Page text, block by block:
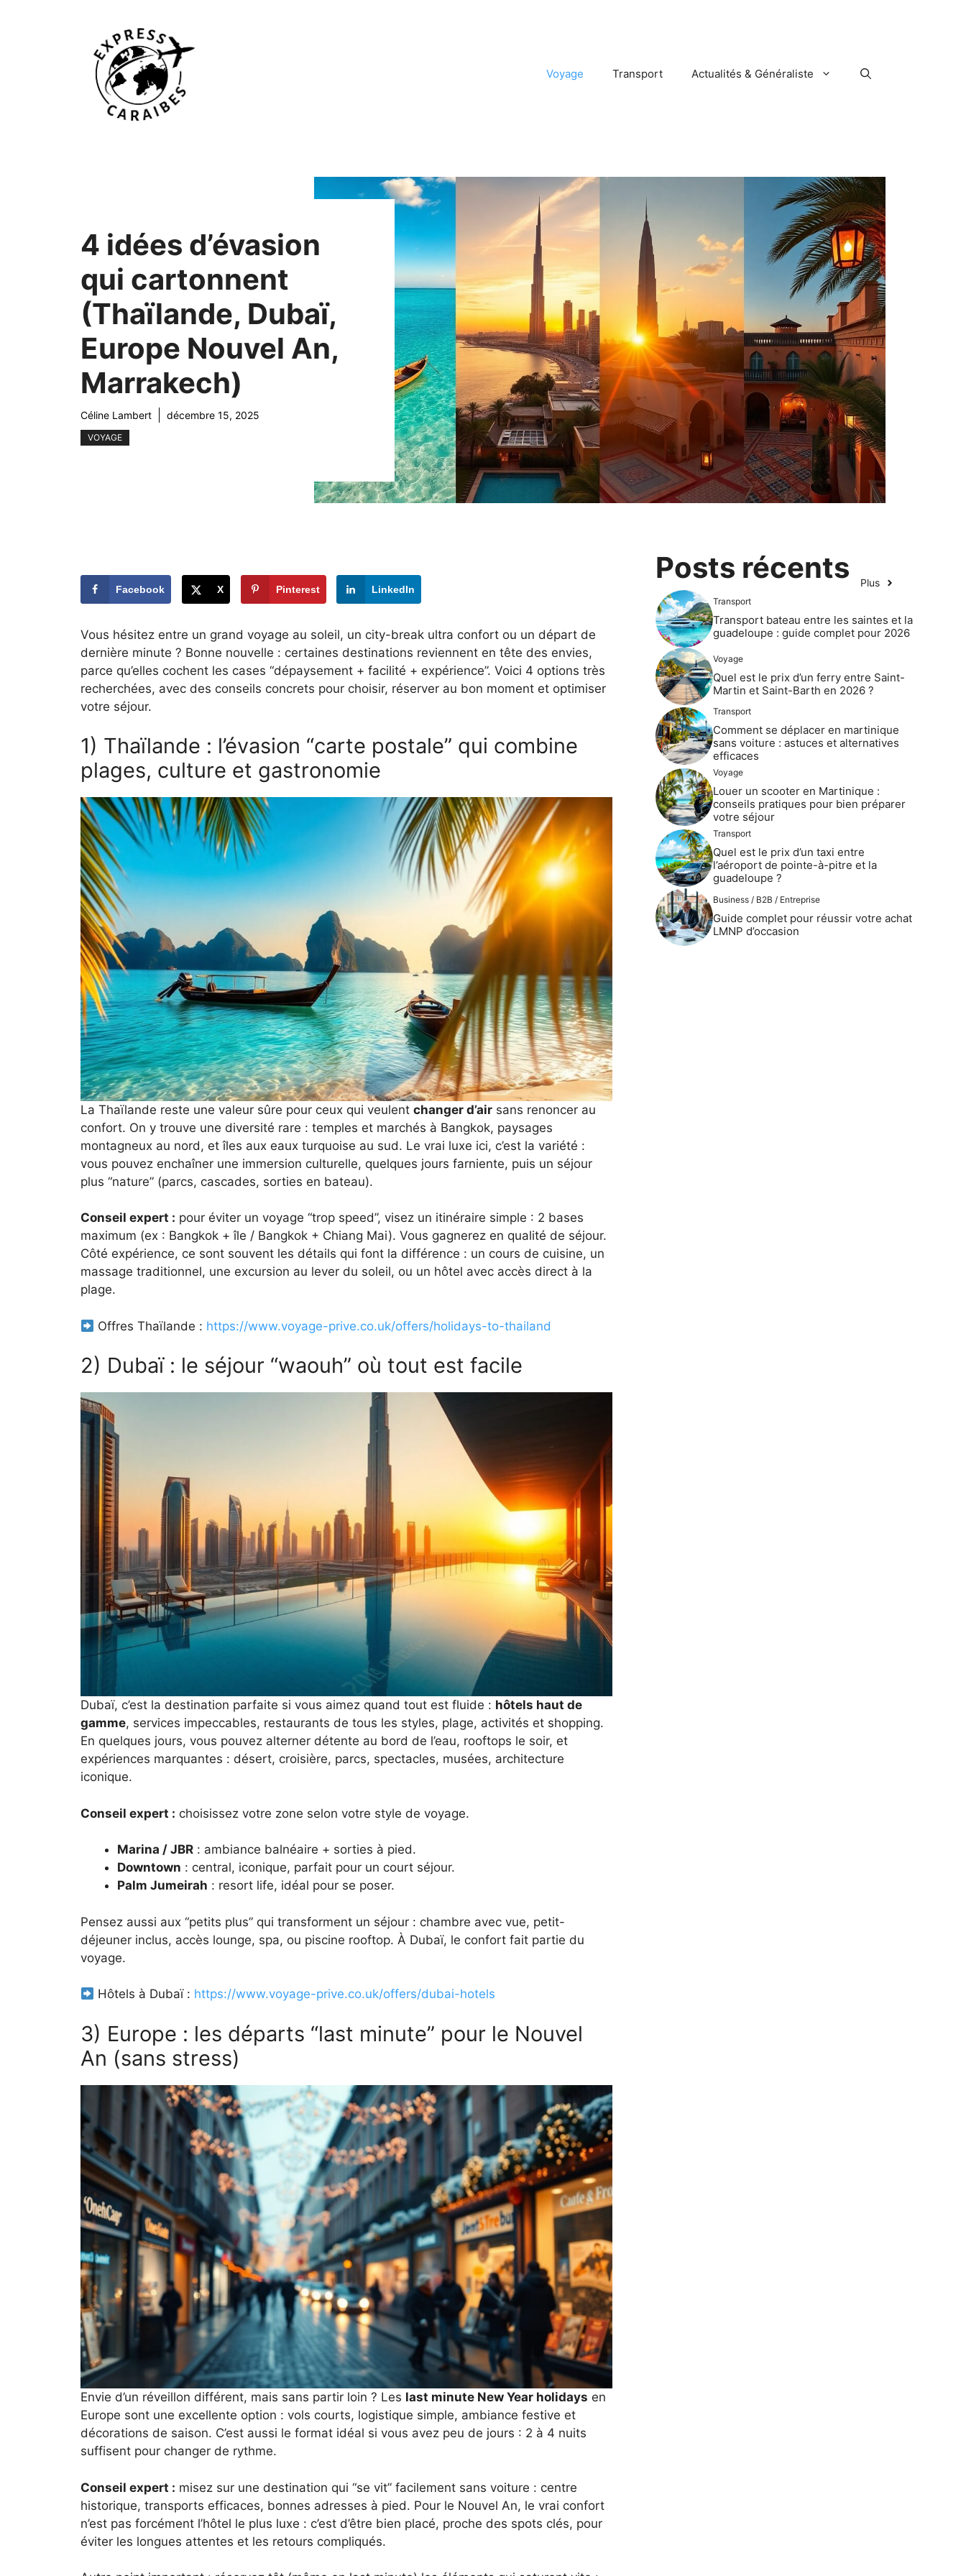
Voyage Transport Actualités & Généraliste
4 idées d’évasion
qui cartonnent
(Thaïlande, Dubaï,
Europe Nouvel An,
Marrakech)
Céline Lambert décembre 15, 2025
VOYAGE
Facebook X Pinterest LinkedIn
Vous hésitez entre un grand voyage au soleil, un city-break ultra confort ou un départ de
dernière minute ? Bonne nouvelle : certaines destinations reviennent en tête des envies,
parce qu’elles cochent les cases “dépaysement + facilité + expérience”. Voici 4 options très
recherchées, avec des conseils concrets pour choisir, réserver au bon moment et optimiser
votre séjour.
1) Thaïlande : l’évasion “carte postale” qui combine
plages, culture et gastronomie
La Thaïlande reste une valeur sûre pour ceux qui veulent changer d’air sans renoncer au
confort. On y trouve une diversité rare : temples et marchés à Bangkok, paysages
montagneux au nord, et îles aux eaux turquoise au sud. Le vrai luxe ici, c’est la variété :
vous pouvez enchaîner une immersion culturelle, quelques jours farniente, puis un séjour
plus “nature” (parcs, cascades, sorties en bateau).
Conseil expert : pour éviter un voyage “trop speed”, visez un itinéraire simple : 2 bases
maximum (ex : Bangkok + île / Bangkok + Chiang Mai). Vous gagnerez en qualité de séjour.
Côté expérience, ce sont souvent les détails qui font la différence : un cours de cuisine, un
massage traditionnel, une excursion au lever du soleil, ou un hôtel avec accès direct à la
plage.
Offres Thaïlande : https://www.voyage-prive.co.uk/offers/holidays-to-thailand
2) Dubaï : le séjour “waouh” où tout est facile
Dubaï, c’est la destination parfaite si vous aimez quand tout est fluide : hôtels haut de
gamme, services impeccables, restaurants de tous les styles, plage, activités et shopping.
En quelques jours, vous pouvez alterner détente au bord de l’eau, rooftops le soir, et
expériences marquantes : désert, croisière, parcs, spectacles, musées, architecture
iconique.
Conseil expert : choisissez votre zone selon votre style de voyage.
Marina / JBR : ambiance balnéaire + sorties à pied.
Downtown : central, iconique, parfait pour un court séjour.
Palm Jumeirah : resort life, idéal pour se poser.
Pensez aussi aux “petits plus” qui transforment un séjour : chambre avec vue, petit-
déjeuner inclus, accès lounge, spa, ou piscine rooftop. À Dubaï, le confort fait partie du
voyage.
Hôtels à Dubaï : https://www.voyage-prive.co.uk/offers/dubai-hotels
3) Europe : les départs “last minute” pour le Nouvel
An (sans stress)
Envie d’un réveillon différent, mais sans partir loin ? Les last minute New Year holidays en
Europe sont une excellente option : vols courts, logistique simple, ambiance festive et
décorations de saison. C’est aussi le format idéal si vous avez peu de jours : 2 à 4 nuits
suffisent pour changer de rythme.
Conseil expert : misez sur une destination qui “se vit” facilement sans voiture : centre
historique, transports efficaces, bonnes adresses à pied. Pour le Nouvel An, le vrai confort
n’est pas forcément l’hôtel le plus luxe : c’est d’être bien placé, proche des spots clés, pour
éviter les longues attentes et les retours compliqués.
Posts récents Plus
Transport
Transport bateau entre les saintes et la
guadeloupe : guide complet pour 2026
Voyage
Quel est le prix d’un ferry entre Saint-
Martin et Saint-Barth en 2026 ?
Transport
Comment se déplacer en martinique
sans voiture : astuces et alternatives
efficaces
Voyage
Louer un scooter en Martinique :
conseils pratiques pour bien préparer
votre séjour
Transport
Quel est le prix d’un taxi entre
l’aéroport de pointe-à-pitre et la
guadeloupe ?
Business / B2B / Entreprise
Guide complet pour réussir votre achat
LMNP d’occasion